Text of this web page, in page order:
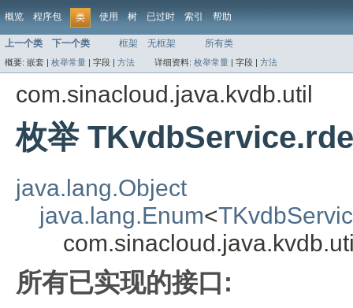
概览 程序包 类 使用 树 已过时 索引 帮助
上一个类 下一个类 框架 无框架 所有类
概要: 嵌套 | 枚举常量 | 字段 | 方法 详细资料: 枚举常量 | 字段 | 方法
com.sinacloud.java.kvdb.util
枚举
java.lang.Object
java.lang.Enum<
所有已实现的接口: